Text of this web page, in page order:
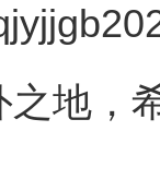
地，